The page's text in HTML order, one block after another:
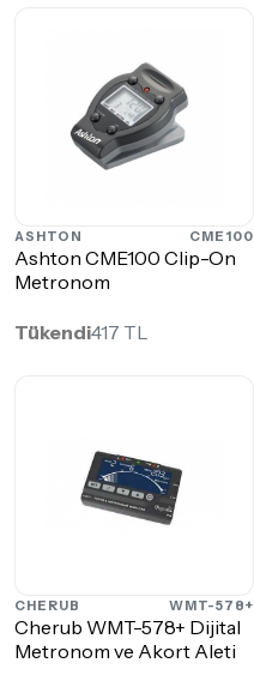
ASHTON CME100
Ashton CME100 Clip-On
Metronom
Tükendi417 TL
CHERUB WMT-578+
Cherub WMT-578+ Dijital
Metronom ve Akort Aleti